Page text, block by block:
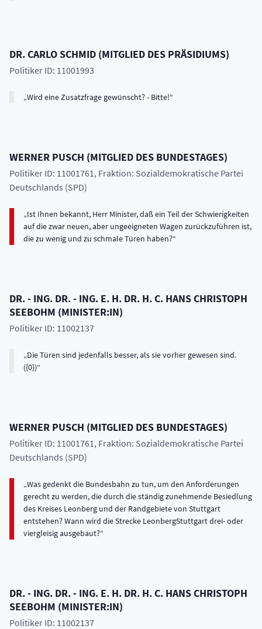
DR.CARLOSCHMID (MITGLIED DES PRÄSIDIUMS)
Politiker ID: 11001993
Wird eine Zusatzfrage gewünscht? - Bitte!
WERNER PUSCH (MITGLIED DES BUNDESTAGES)
Politiker ID: 11001761, Fraktion: Sozialdemokratische Partei
Deutschlands (SPD)
Ist Ihnen bekannt, Herr Minister, daß ein Teil der Schwierigkeiten
auf die zwar neuen, aber ungeeigneten Wagen zurückzuführen ist,
die zu wenig und zu schmale Türen haben?
DR. - ING. DR. - ING. E. H. DR. H. C. HANS CHRISTOPH
SEEBOHM (MINISTER:IN)
Politiker ID: 11002137
Die Türen sind jedenfalls besser, als sie vorher gewesen sind.
({0})
WERNER PUSCH (MITGLIED DES BUNDESTAGES)
Politiker ID: 11001761, Fraktion: Sozialdemokratische Partei
Deutschlands (SPD)
Was gedenkt die Bundesbahn zu tun, um den Anforderungen
gerecht zu werden, die durch die ständig zunehmende Besiedlung
des Kreises Leonberg und der Randgebiete von Stuttgart
entstehen? Wann wird die Strecke LeonbergStuttgart drei- oder
viergleisig ausgebaut?
DR. - ING. DR. - ING. E. H. DR. H. C. HANS CHRISTOPH
SEEBOHM (MINISTER:IN)
Politiker ID: 11002137